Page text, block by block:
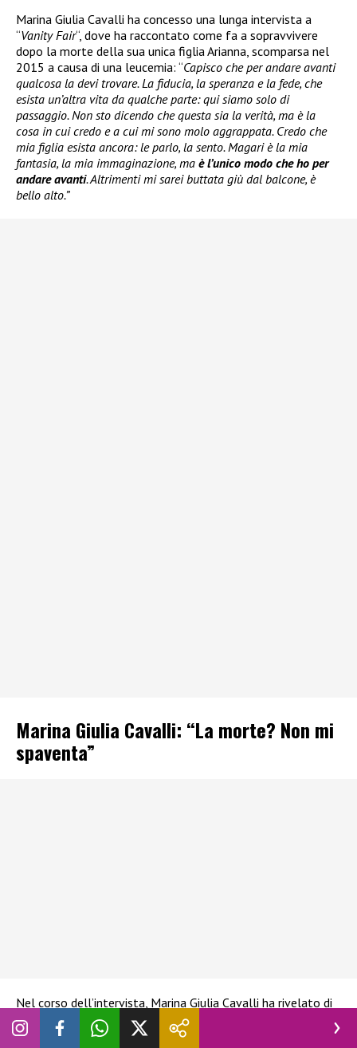
Marina Giulia Cavalli ha concesso una lunga intervista a
“Vanity Fair“, dove ha raccontato come fa a sopravvivere
dopo la morte della sua unica figlia Arianna, scomparsa nel
2015 a causa di una leucemia: “Capisco che per andare avanti
qualcosa la devi trovare. La fiducia, la speranza e la fede, che
esista un’altra vita da qualche parte: qui siamo solo di
passaggio. Non sto dicendo che questa sia la verità, ma è la
cosa in cui credo e a cui mi sono molo aggrappata. Credo che
mia figlia esista ancora: le parlo, la sento. Magari è la mia
fantasia, la mia immaginazione, ma è l’unico modo che ho per
andare avanti. Altrimenti mi sarei buttata giù dal balcone, è
bello alto.”
Marina Giulia Cavalli: “La morte? Non mi
spaventa”
Nel corso dell’intervista, Marina Giulia Cavalli ha rivelato di
non avere paura né di invecchiare né della morte:
non mi spaventa.Perché dico: l’ha attraversata lei, la posso